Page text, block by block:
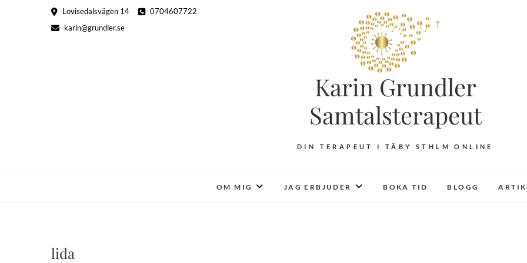
Lovisedalsvägen 14
0704607722
karin@grundler.se
Karin Grundler
Samtalsterapeut
DIN TERAPEUT I TÄBY STHLM ONLINE
OM MIG JAG ERBJUDER BOKA TID BLOGG
lida